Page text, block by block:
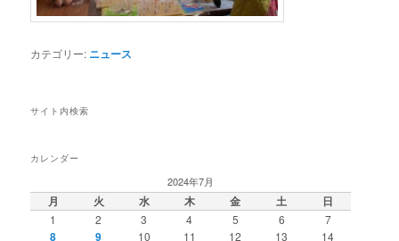
カテゴリー: ニュース
サイト内検索
カレンダー
2024年7月
月 火 水 木 金 土 日
1 2 3 4 5 6 7
8 9 10 11 12 13
14